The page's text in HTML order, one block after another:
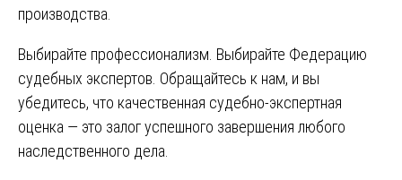
производства.
Выбирайте профессионализм. Выбирайте Федерацию
судебных экспертов. Обращайтесь к нам, и вы
убедитесь, что качественная судебно-экспертная
оценка — это залог успешного завершения любого
наследственного дела.